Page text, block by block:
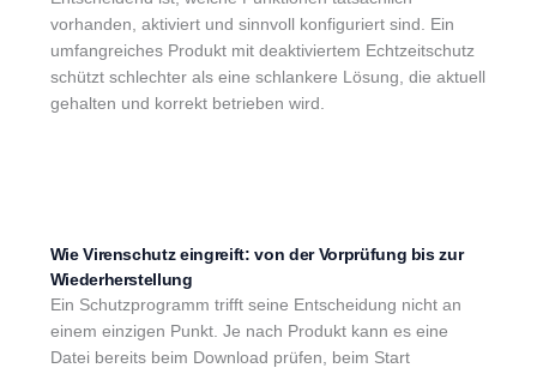
vorhanden, aktiviert und sinnvoll konfiguriert sind. Ein
umfangreiches Produkt mit deaktiviertem Echtzeitschutz
schützt schlechter als eine schlankere Lösung, die aktuell
gehalten und korrekt betrieben wird.
Wie Virenschutz eingreift: von der Vorprüfung bis zur
Wiederherstellung
Ein Schutzprogramm trifft seine Entscheidung nicht an
einem einzigen Punkt. Je nach Produkt kann es eine
Datei bereits beim Download prüfen, beim Start